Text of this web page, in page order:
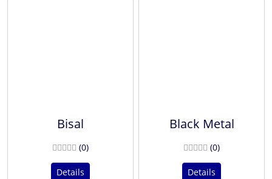
Bisal
(0Bewertungen
)
Details
Black Metal
(0)
Details